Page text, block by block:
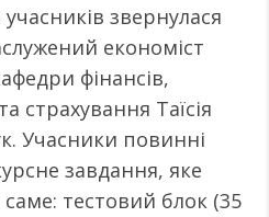
звернулася
економіст
фінансів,
страхування Таїсія
Учасники повинні
завдання, яке
тестовий блок (35